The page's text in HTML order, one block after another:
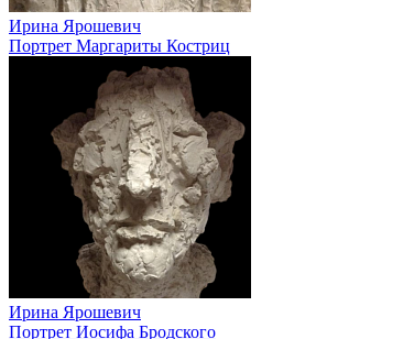
Ирина Ярошевич
Портрет Маргариты Костриц
Ирина Ярошевич
Портрет Иосифа Бродского